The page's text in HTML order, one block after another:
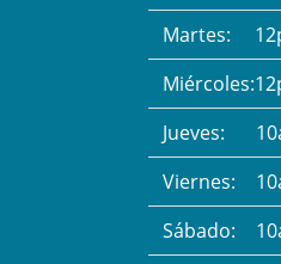
Martes:
Miércoles:
Jueves:
Viernes:
Sábado: